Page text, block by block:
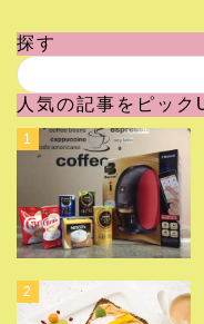
探す
人気の記事をピック
1
2